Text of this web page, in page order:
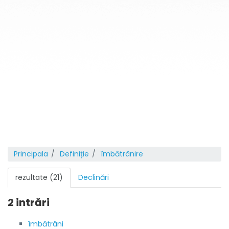
Principala Definiție îmbătrânire
rezultate (21) Declinări
2 intrări
îmbătrâni